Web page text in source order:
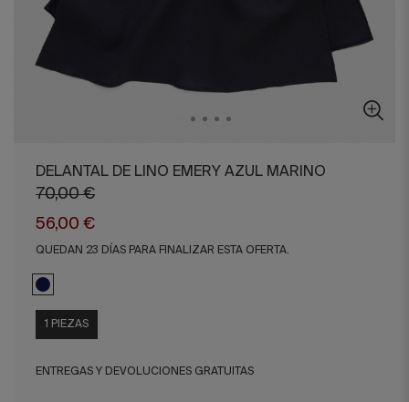
DELANTAL DE LINO EMERY AZUL MARINO
70,00 €
56,00 €
QUEDAN 23 DÍAS PARA FINALIZAR ESTA OFERTA.
1 PIEZAS
ENTREGAS Y DEVOLUCIONES GRATUITAS